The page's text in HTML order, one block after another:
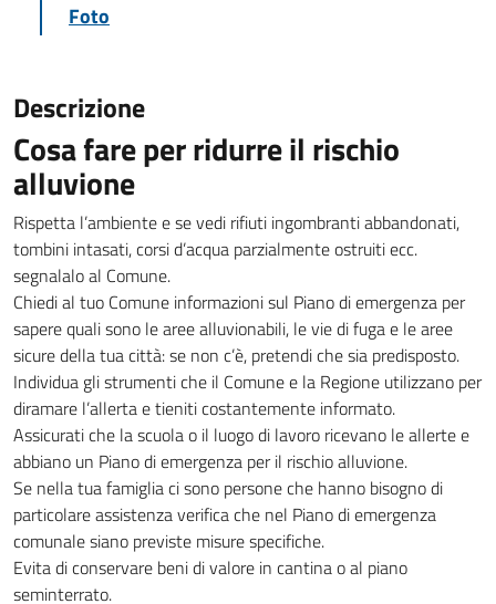
Foto
Descrizione
Cosa fare per ridurre il rischio
alluvione
Rispetta l’ambiente e se vedi rifiuti ingombranti abbandonati,
tombini intasati, corsi d’acqua parzialmente ostruiti ecc.
segnalalo al Comune.
Chiedi al tuo Comune informazioni sul Piano di emergenza per
sapere quali sono le aree alluvionabili, le vie di fuga e le aree
sicure della tua città: se non c’è, pretendi che sia predisposto.
Individua gli strumenti che il Comune e la Regione utilizzano per
diramare l’allerta e tieniti costantemente informato.
Assicurati che la scuola o il luogo di lavoro ricevano le allerte e
abbiano un Piano di emergenza per il rischio alluvione.
Se nella tua famiglia ci sono persone che hanno bisogno di
particolare assistenza verifica che nel Piano di emergenza
comunale siano previste misure specifiche.
Evita di conservare beni di valore in cantina o al piano
seminterrato.